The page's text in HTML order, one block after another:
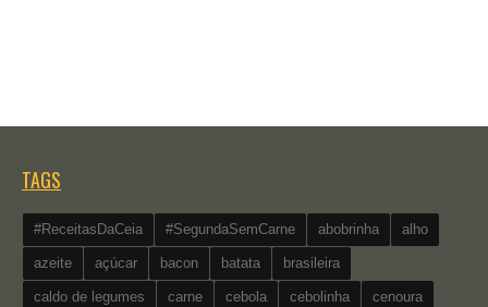
TAGS
#ReceitasDaCeia #SegundaSemCarne abobrinha alho
azeite açúcar bacon batata brasileira
caldo de legumes carne cebola cebolinha cenoura